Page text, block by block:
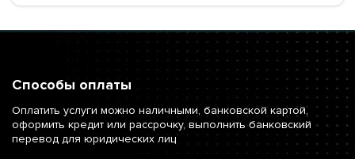
Способы оплаты
Оплатить услуги можно наличными, банковской картой,
оформить кредит или рассрочку, выполнить банковский
перевод для юридических лиц